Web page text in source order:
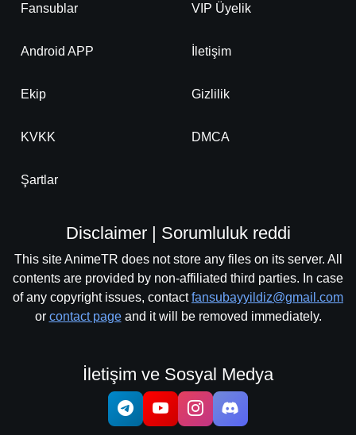
Fansublar VIP Üyelik
Android APP İletişim
Ekip Gizlilik
KVKK DMCA
Şartlar
Disclaimer | Sorumluluk reddi
This site AnimeTR does not store any files on its server. All
contents are provided by non-affiliated third parties. In case
of any copyright issues, contactfansubayyildiz@gmail.com
or contact pageand it will be removed immediately.
İletişim ve Sosyal Medya